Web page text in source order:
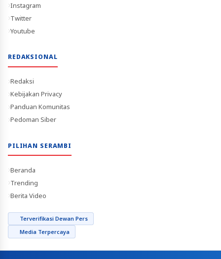
Instagram
Twitter
Youtube
REDAKSIONAL
Redaksi
Kebijakan Privacy
Panduan Komunitas
Pedoman Siber
PILIHAN SERAMBI
Beranda
Trending
Berita Video
Terverifikasi Dewan Pers
Media Terpercaya